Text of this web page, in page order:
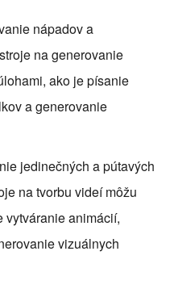
nápadov a
na generovanie
ako je písanie
a generovanie
jedinečných a pútavých
na tvorbu videí môžu
vytváranie animácií,
vizuálnych